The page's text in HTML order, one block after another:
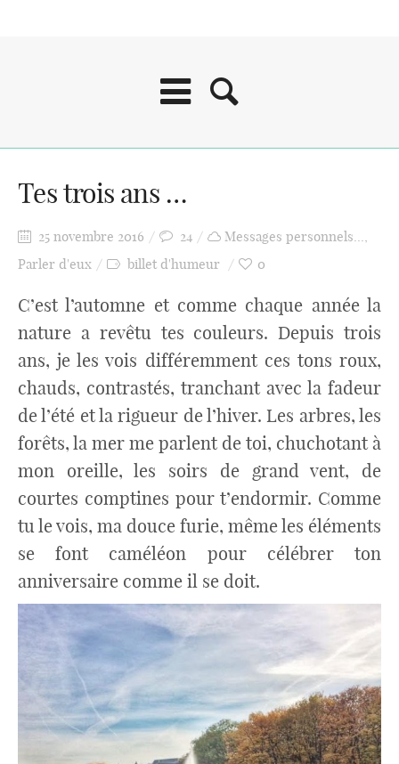
Tes trois ans …
25 novembre 2016 24 Messages personnels...,
Parler d'eux
billet d'humeur 0
C’est l’automne et comme chaque année la
nature a revêtu tes couleurs. Depuis trois
ans, je les vois différemment ces tons roux,
chauds, contrastés, tranchant avec la fadeur
de l’été et la rigueur de l’hiver. Les arbres, les
forêts, la mer me parlent de toi, chuchotant à
mon oreille, les soirs de grand vent, de
courtes comptines pour t’endormir. Comme
tu le vois, ma douce furie, même les éléments
se font caméléon pour célébrer ton
anniversaire comme il se doit.